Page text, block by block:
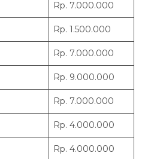
Rp. 7.000.000
Rp. 1.500.000
Rp. 7.000.000
Rp. 9.000.000
Rp. 7.000.000
Rp. 4.000.000
Rp. 4.000.000